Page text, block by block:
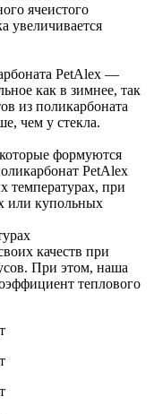
ячеистого
увеличивается
PetAlex —
как в зимнее, так
из поликарбоната
чем у стекла.
формуются
PetAlex
температурах, при
или купольных
качеств при
При этом, наша
теплового